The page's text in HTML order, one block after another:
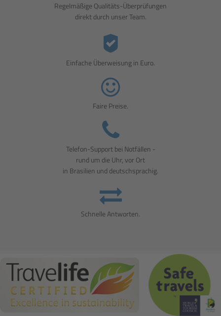
Regelmäßige Qualitäts-Überprüfungen
direkt durch unser Team.
Einfache Überweisung in Euro.
Faire Preise.
Telefon-Support bei Notfällen -
rund um die Uhr, vor Ort
in Brasilien und deutschsprachig.
Schnelle Antworten.